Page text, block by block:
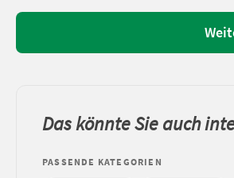
Das könnte Sie auch
PASSENDE KATEGORIEN